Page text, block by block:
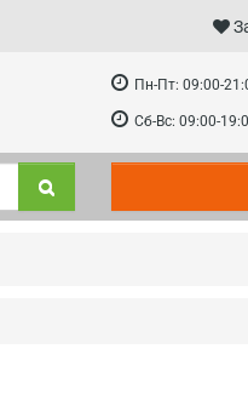
Пн-Пт: 09:00-
Сб-Вс: 09:00-